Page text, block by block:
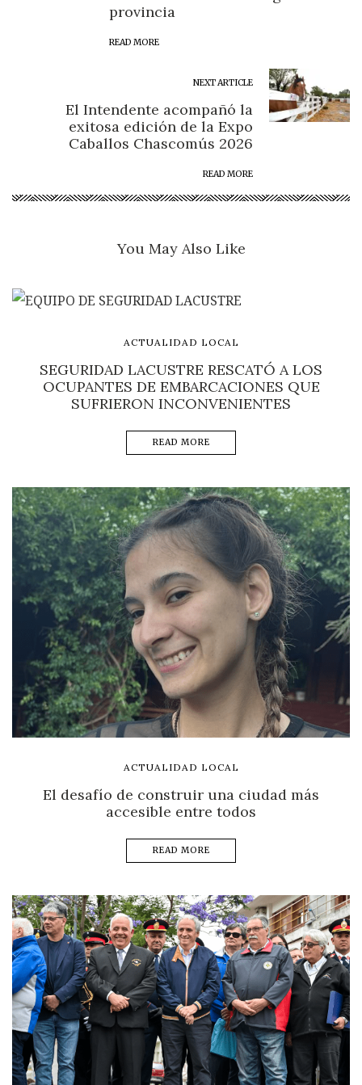
provincia
READ MORE
NEXT ARTICLE
El Intendente acompañó la
exitosa edición de la Expo
Caballos Chascomús 2026
READ MORE
You May Also Like
ACTUALIDAD LOCAL
SEGURIDAD LACUSTRE RESCATÓ A LOS
OCUPANTES DE EMBARCACIONES QUE
SUFRIERON INCONVENIENTES
READ MORE
ACTUALIDAD LOCAL
El desafío de construir una ciudad más
accesible entre todos
READ MORE